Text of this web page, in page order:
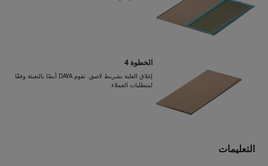
الخطوة 4
إغلاق العلبة بشريط لاصق. تقوم DAYA أيضًا بالتعبئة وفقًا
لمتطلبات العملاء.
التعليمات